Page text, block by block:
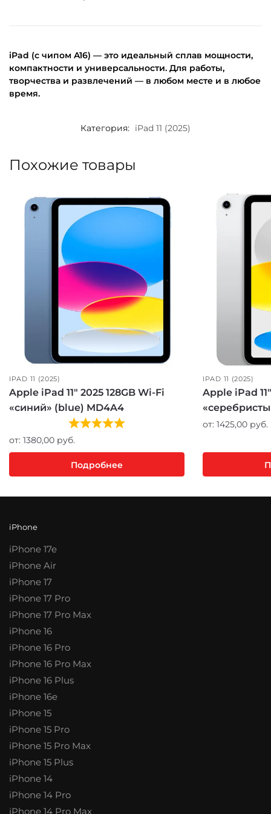
iPad (с чипом A16) — это идеальный сплав мощности,
компактности и универсальности. Для работы,
творчества и развлечений — в любом месте и в любое
время.
Категория: iPad 11 (2025)
Похожие товары
IPAD 11 (2025)
Apple iPad 11″ 2025 128GB Wi-Fi
«синий» (blue) MD4A4
от: 1380,00 руб.
Подробнее
IPAD 11 (2025)
Apple iPad
от: 1425,00 руб.
iPhone
iPhone 17e
iPhone Air
iPhone 17
iPhone 17 Pro
iPhone 17 Pro Max
iPhone 16
iPhone 16 Pro
iPhone 16 Pro Max
iPhone 16 Plus
iPhone 16e
iPhone 15
iPhone 15 Pro
iPhone 15 Pro Max
iPhone 15 Plus
iPhone 14
iPhone 14 Pro
iPhone 14 Pro Max